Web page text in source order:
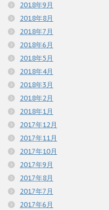
2018年9月
2018年8月
2018年7月
2018年6月
2018年5月
2018年4月
2018年3月
2018年2月
2018年1月
2017年12月
2017年11月
2017年10月
2017年9月
2017年8月
2017年7月
2017年6月